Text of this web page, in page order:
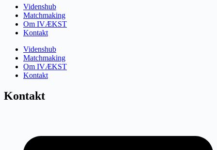
Videnshub
Matchmaking
Om IVÆKST
Kontakt
Videnshub
Matchmaking
Om IVÆKST
Kontakt
Kontakt